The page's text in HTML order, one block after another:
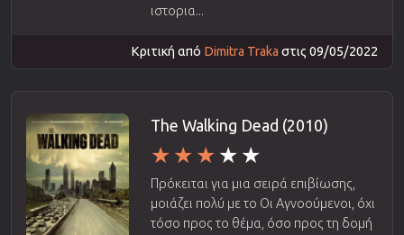
ιστορια...
Κριτική από Dimitra Traka στις 09/05/2022
The Walking Dead (2010)
Πρόκειται για μια σειρά επιβίωσης,
μοιάζει πολύ με το Οι Αγνοούμενοι, όχι
τόσο προς το θέμα, όσο προς τη δομή